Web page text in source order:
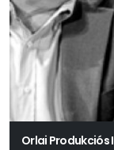
Orlai Produkciós